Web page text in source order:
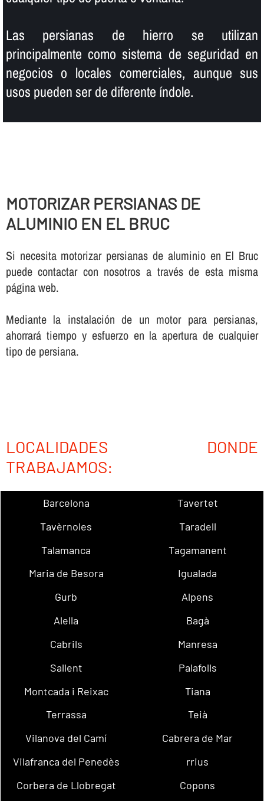
Las persianas de hierro se utilizan
principalmente como sistema de seguridad en
negocios o locales comerciales, aunque sus
usos pueden ser de diferente í­ndole.
MOTORIZAR PERSIANAS DE
ALUMINIO EN EL BRUC
Si necesita motorizar persianas de aluminio en El Bruc
puede contactar con nosotros a través de esta misma
página web.
Mediante la instalación de un motor para persianas,
ahorrará tiempo y esfuerzo en la apertura de cualquier
tipo de persiana.
LOCALIDADES DONDE
TRABAJAMOS:
Barcelona
Tavertet
Tavèrnoles
Taradell
Talamanca
Tagamanent
Maria de Besora
Igualada
Gurb
Alpens
Alella
Bagà
Cabrils
Manresa
Sallent
Palafolls
Montcada i Reixac
Tiana
Terrassa
Teià
Vilanova del Camí
Cabrera de Mar
Vilafranca del Penedès
rrius
Corbera de Llobregat
Copons